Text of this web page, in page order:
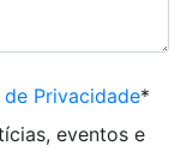
Privacidade*
eventos e